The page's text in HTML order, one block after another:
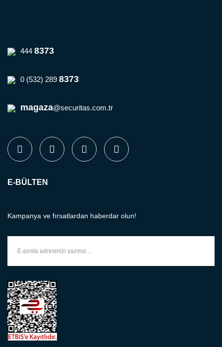
444 8373
0 (532) 289 8373
magaza@securitas.com.tr
E-BÜLTEN
Kampanya ve fırsatlardan haberdar olun!